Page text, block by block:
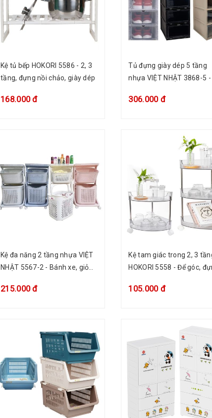
Kệ tủ bếp HOKORI 5586 - 2, 3
tầng, đựng nồi chảo, giày dép
168.000 đ
Tủ đựng giày dép 5 tầng
nhựa VIỆT NHẬT 3868-5 -
306.000 đ
Kệ đa năng 2 tầng nhựa VIỆT
NHẬT 5567-2 - Bánh xe, giỏ
215.000 đ
Kệ tam giác trong 2, 3
HOKORI 5558 - Để góc,
105.000 đ